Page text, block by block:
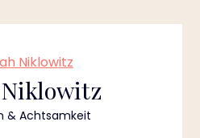
Niklowitz
& Achtsamkeit